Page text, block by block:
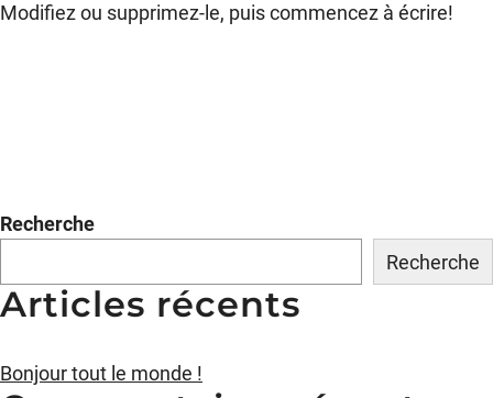
Modifiez ou supprimez-le, puis commencez à écrire!
Recherche
Recherche
Articles récents
Bonjour tout le monde !